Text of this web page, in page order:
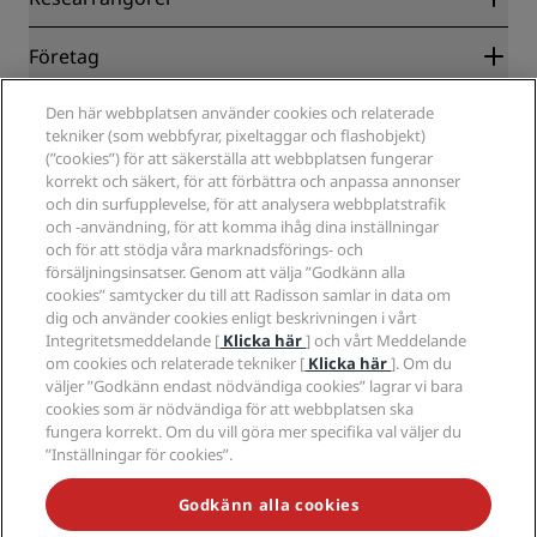
Blog
Destinationer
Radisson Hotels APP
Hotell godkända för sporter
Familjevänliga hotell
Hälsa och säkerhet
Samarbetspartners
Resebyråer
Företag
Radisson Hotel Group
Media
Jobberbjudanden RHG
Jobberbjudanden PPHE
Lediga jobb EHL
The Club by RHG
Utvecklingsmöjligheter
Ansvarsfullt företagande
Anskaffning
Juridiskt
Integritetscenter
Juridiskt meddelande
Radisson Rewards villkor
Webbplatsanvändningsavtal
Digital tillgänglighet
Uttalande om modernt slaveri
Hjälp
Meddelanden till konsumenter
Kontakt
Frågor och svar
Sidkarta
Sociala medier
Radisson Hotels varumärken
MISSA INTE VÅRA MEST POPULÄRA ERBJUDANDEN
Den här webbplatsen använder cookies och relaterade
tekniker (som webbfyrar, pixeltaggar och flashobjekt)
(”cookies”) för att säkerställa att webbplatsen fungerar
korrekt och säkert, för att förbättra och anpassa annonser
och din surfupplevelse, för att analysera webbplatstrafik
och -användning, för att komma ihåg dina inställningar
och för att stödja våra marknadsförings- och
försäljningsinsatser. Genom att välja ”Godkänn alla
cookies” samtycker du till att Radisson samlar in data om
dig och använder cookies enligt beskrivningen i vårt
Integritetsmeddelande [ Klicka här] och vårt Meddelande
om cookies och relaterade tekniker [ Klicka här]. Om du
väljer ”Godkänn endast nödvändiga cookies” lagrar vi bara
cookies som är nödvändiga för att webbplatsen ska
fungera korrekt. Om du vill göra mer specifika val väljer du
”Inställningar för cookies”.
Godkänn alla cookies